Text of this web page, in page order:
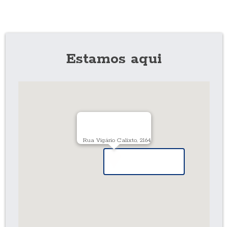
Estamos aqui
Rua Vigário Calixto, 2164